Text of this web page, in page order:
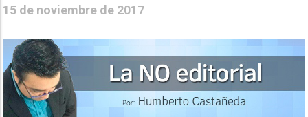
15 de noviembre de 2017